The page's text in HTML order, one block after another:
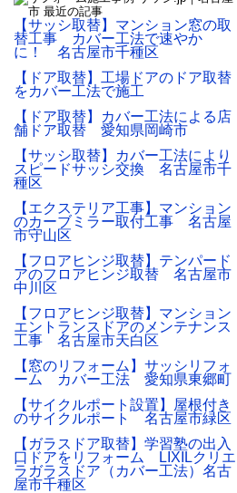
【サッシ取替】マンション窓の取
替工事 カバー工法で速やか
に！ 名古屋市千種区
【ドア取替】工場ドアのドア取替
をカバー工法で施工
【ドア取替】カバー工法による店
舗ドア取替 愛知県岡崎市
【サッシ取替】カバー工法により
スピードサッシ交換 名古屋市千
種区
【エクステリア工事】マンション
のカーブミラー取付工事 名古屋
市守山区
【フロアヒンジ取替】テンパード
アのフロアヒンジ取替 名古屋市
中川区
【フロアヒンジ取替】マンション
エントランスドアのメンテナンス
工事 名古屋市天白区
【窓のリフォーム】サッシリフォ
ーム カバー工法 愛知県東郷町
【サイクルポート設置】屋根付き
のサイクルポート 名古屋市緑区
【ガラスドア取替】学習塾の出入
口ドアをリフォーム LIXILクリエ
ラガラスドア（カバー工法）名古
屋市千種区